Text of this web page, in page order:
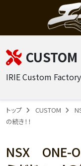
CUSTOM
IRIE Custom
トップ CUSTOM
の続き！！
NSX ONE-